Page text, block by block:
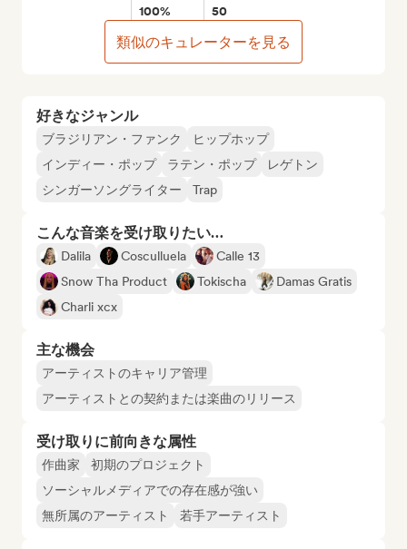
好きなジャンル
ブラジリアン・ファンク
ヒップホップ
インディー・ポップ
ラテン・ポップ
レゲトン
シンガーソングライター
Trap
こんな音楽を受け取りたい…
Dalila Cosculluela
Calle 13
Snow Tha Product
Tokischa
Damas Gratis
Charli xcx
主な機会
アーティストのキャリア管理
アーティストとの契約または楽曲のリリース
受け取りに前向きな属性
作曲家
初期のプロジェクト
ソーシャルメディアでの存在感が強い
無所属のアーティスト
若手アーティスト
100% 50
類似のキュレーターを見る